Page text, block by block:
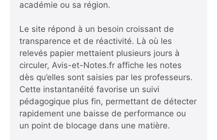
académie ou sa région.
Le site répond à un besoin croissant de
transparence et de réactivité. Là où les
relevés papier mettaient plusieurs jours à
circuler, Avis-et-Notes.fr affiche les notes
dès qu’elles sont saisies par les professeurs.
Cette instantanéité favorise un suivi
pédagogique plus fin, permettant de détecter
rapidement une baisse de performance ou
un point de blocage dans une matière.